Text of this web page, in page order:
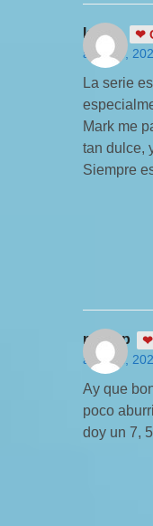
Isbela
❤
abril 25,
La serie
Mark me
tan dulce,
Siempre
nighyp
❤
abril 21,
Ay que
poco
doy un 7, 5